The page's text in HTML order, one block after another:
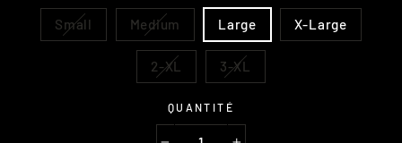
Small Medium Large X-Large
2-XL 3-XL
QUANTITÉ